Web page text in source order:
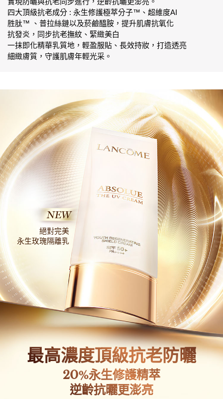
四大頂級抗老成分 : 永生修護極萃分子™、超維度AI
胜肽™ 、普拉絲鏈以及菸鹼醯胺，提升肌膚抗氧化
抗發炎，同步抗老撫紋、緊緻美白
一抹即化精華乳質地，輕盈服貼、長效持妝，打造透亮
細緻膚質，守護肌膚年輕光采。
NEW
絕對完美
永生玫瑰隔離乳
最高濃度頂級抗老防曬
20%永生修護精萃
逆齡抗曬更澎亮